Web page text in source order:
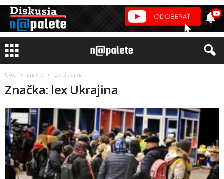
Úvod Značky Lex Ukrajina
Značka: lex Ukrajina